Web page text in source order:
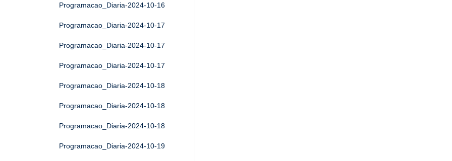
Programacao_Diaria-2024-10-16
Programacao_Diaria-2024-10-17
Programacao_Diaria-2024-10-17
Programacao_Diaria-2024-10-17
Programacao_Diaria-2024-10-18
Programacao_Diaria-2024-10-18
Programacao_Diaria-2024-10-18
Programacao_Diaria-2024-10-19